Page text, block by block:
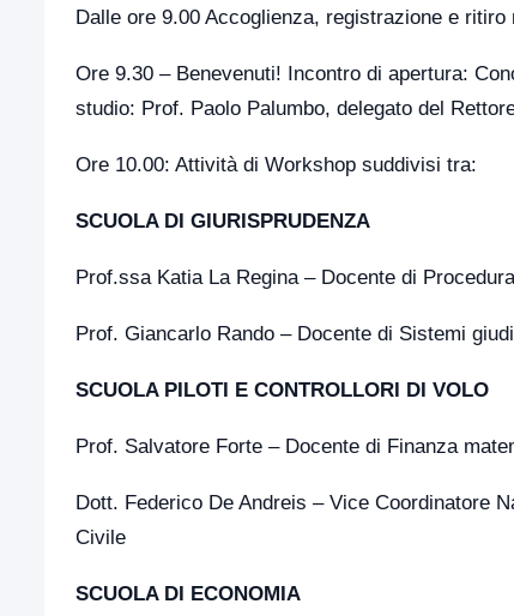
Dalle ore 9.00 Accoglienza, registrazione e
Ore 9.30 – Benevenuti! Incontro di apertura:
studio: Prof. Paolo Palumbo, delegato del
Ore 10.00: Attività di Workshop suddivisi tra:
SCUOLA DI GIURISPRUDENZA
Prof.ssa Katia La Regina – Docente di
Prof. Giancarlo Rando – Docente di Sistemi
SCUOLA PILOTI E CONTROLLORI DI VOLO
Prof. Salvatore Forte – Docente di Finanza
Dott. Federico De Andreis – Vice Coordinatore
Civile
SCUOLA DI ECONOMIA